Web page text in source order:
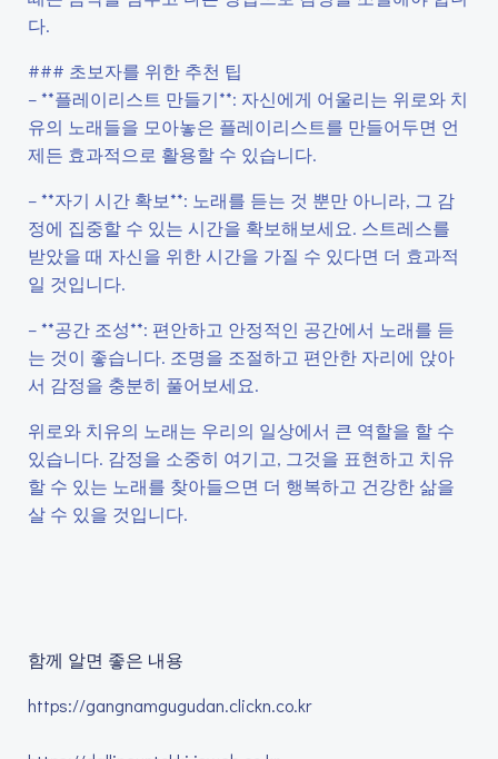
다.
### 초보자를 위한 추천 팁
– **플레이리스트 만들기**: 자신에게 어울리는 위로와 치
유의 노래들을 모아놓은 플레이리스트를 만들어두면 언
제든 효과적으로 활용할 수 있습니다.
– **자기 시간 확보**: 노래를 듣는 것 뿐만 아니라, 그 감
정에 집중할 수 있는 시간을 확보해보세요. 스트레스를
받았을 때 자신을 위한 시간을 가질 수 있다면 더 효과적
일 것입니다.
– **공간 조성**: 편안하고 안정적인 공간에서 노래를 듣
는 것이 좋습니다. 조명을 조절하고 편안한 자리에 앉아
서 감정을 충분히 풀어보세요.
위로와 치유의 노래는 우리의 일상에서 큰 역할을 할 수
있습니다. 감정을 소중히 여기고, 그것을 표현하고 치유
할 수 있는 노래를 찾아들으면 더 행복하고 건강한 삶을
살 수 있을 것입니다.
함께 알면 좋은 내용
https://gangnamgugudan.clickn.co.kr